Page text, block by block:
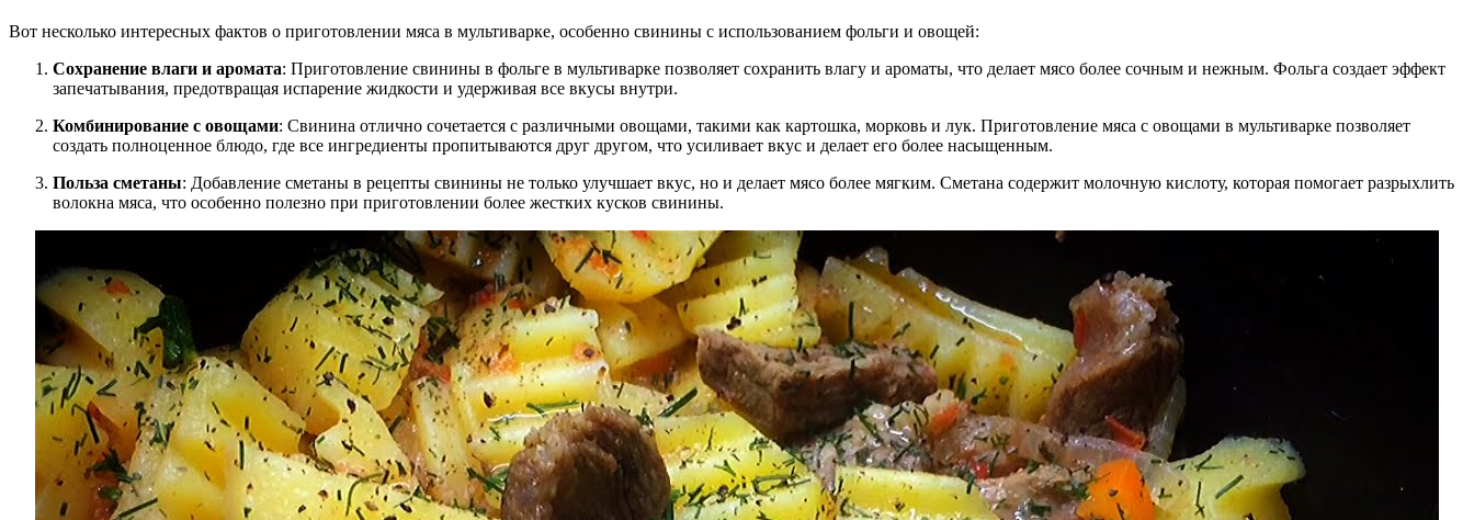
Вот несколько интересных фактов о приготовлении мяса в мультиварке, особенно свинины с использованием фольги и овощей:
Сохранение влаги и аромата: Приготовление свинины в фольге в мультиварке позволяет сохранить влагу и ароматы, что делает мясо более сочным и нежным. Фольга создает эффект
запечатывания, предотвращая испарение жидкости и удерживая все вкусы внутри.
Комбинирование с овощами: Свинина отлично сочетается с различными овощами, такими как картошка, морковь и лук. Приготовление мяса с овощами в мультиварке позволяет
создать полноценное блюдо, где все ингредиенты пропитываются друг другом, что усиливает вкус и делает его более насыщенным.
Польза сметаны: Добавление сметаны в рецепты свинины не только улучшает вкус, но и делает мясо более мягким. Сметана содержит молочную кислоту, которая помогает разрыхлить
волокна мяса, что особенно полезно при приготовлении более жестких кусков свинины.